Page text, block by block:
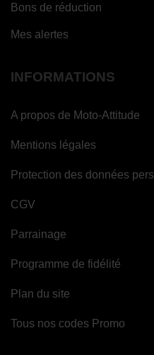
Bons de réduction
Mes alertes
INFORMATIONS
A propos de Moto-Attitude
Mentions légales
Protection des données
CGV
Parrainage
Programme de fidélité
Plan du site
Tous nos codes Promo